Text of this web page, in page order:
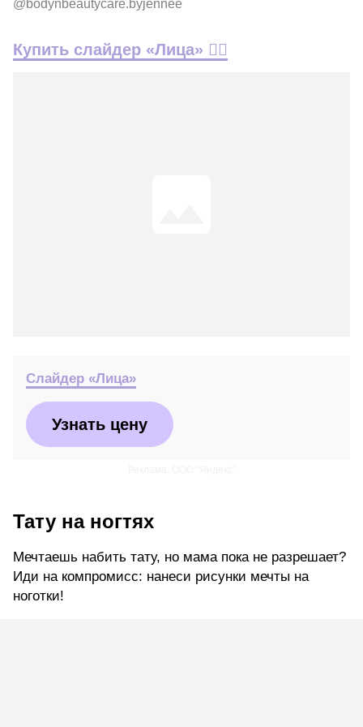
@bodynbeautycare.byjennee
Купить слайдер «Лица» 👇🏽
Слайдер «Лица»
Узнать цену
Тату на ногтях
Мечтаешь набить тату, но мама пока не разрешает?
Иди на компромисс: нанеси рисунки мечты на
ноготки!